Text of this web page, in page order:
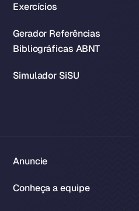
Exercícios
Gerador Referências
Bibliográficas ABNT
Simulador SiSU
Anuncie
Conheça a equipe